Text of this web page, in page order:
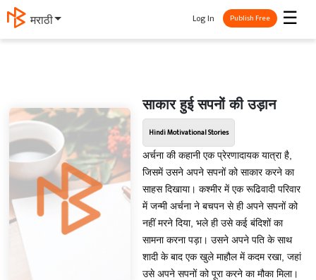
मराठी ☰
Log In Publish Free
साकार हुई सपनों की उड़ान
Hindi Motivational Stories
अर्चना की कहानी एक प्रेरणादायक यात्रा है,
जिसमें उसने अपने सपनों को साकार करने का
साहस दिखाया। कश्मीर में एक रूढिवादी परिवार
में जन्मी अर्चना ने बचपन से ही अपने सपनों को
नहीं मरने दिया, भले ही उसे कई बंदिशों का
सामना करना पड़ा। उसने अपने पति के साथ
शादी के बाद एक खुले माहौल में कदम रखा, जहां
उसे अपने सपनों को पूरा करने का मौका मिला।